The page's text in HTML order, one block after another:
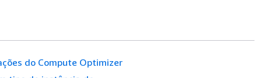
do Compute Optimizer